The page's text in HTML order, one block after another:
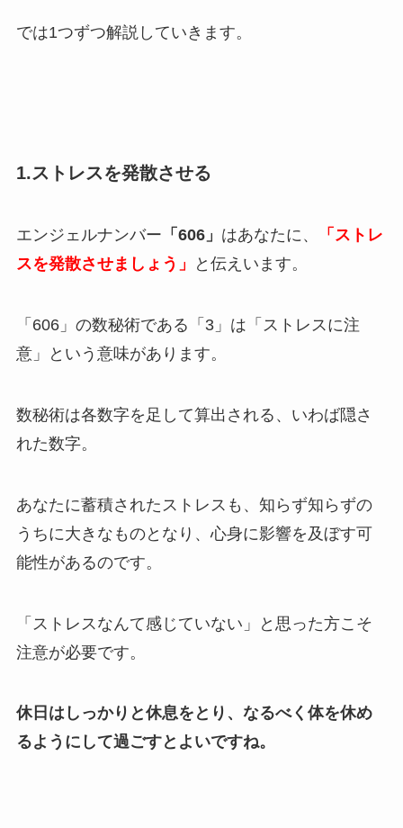
では1つずつ解説していきます。
1.ストレスを発散させる
エンジェルナンバー 「606」 はあなたに、
「ストレ
スを発散させましょう」
と伝えいます。
「606」の数秘術である「3」は「ストレスに注
意」という意味があります。
数秘術は各数字を足して算出される、いわば隠さ
れた数字。
あなたに蓄積されたストレスも、知らず知らずの
うちに大きなものとなり、心身に影響を及ぼす可
能性があるのです。
「ストレスなんて感じていない」と思った方こそ
注意が必要です。
休日はしっかりと休息をとり、なるべく体を休め
るようにして過ごすとよいですね。